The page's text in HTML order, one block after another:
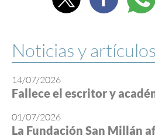
Noticias y artículos
14/07/2026
Fallece el escritor y
01/07/2026
La Fundación San Millán